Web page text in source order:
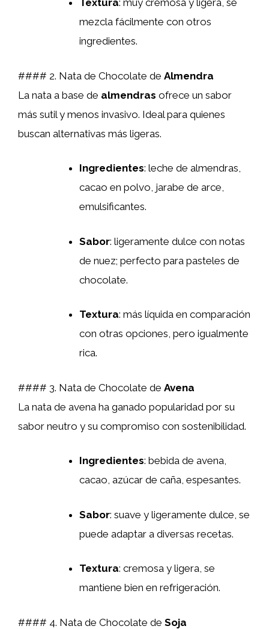
Textura: muy cremosa y ligera, se
mezcla fácilmente con otros
ingredientes.
#### 2. Nata de Chocolate de Almendra
La nata a base de almendras ofrece un sabor
más sutil y menos invasivo. Ideal para quienes
buscan alternativas más ligeras.
Ingredientes: leche de almendras,
cacao en polvo, jarabe de arce,
emulsificantes.
Sabor: ligeramente dulce con notas
de nuez; perfecto para pasteles de
chocolate.
Textura: más líquida en comparación
con otras opciones, pero igualmente
rica.
#### 3. Nata de Chocolate de Avena
La nata de avena ha ganado popularidad por su
sabor neutro y su compromiso con sostenibilidad.
Ingredientes: bebida de avena,
cacao, azúcar de caña, espesantes.
Sabor: suave y ligeramente dulce, se
puede adaptar a diversas recetas.
Textura: cremosa y ligera, se
mantiene bien en refrigeración.
#### 4. Nata de Chocolate de Soja